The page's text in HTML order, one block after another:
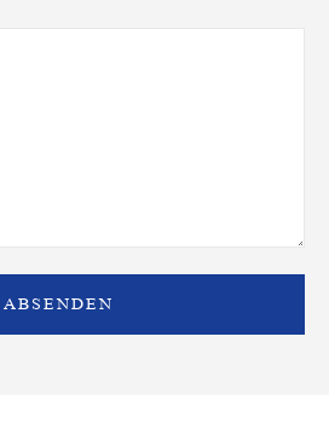
ABSENDEN